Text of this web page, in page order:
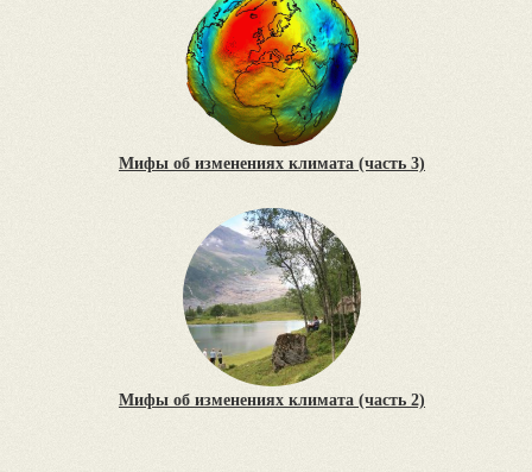
Мифы об изменениях климата (часть 3)
Мифы об изменениях климата (часть 2)